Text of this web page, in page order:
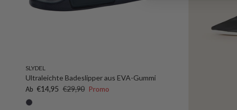
SLYDEL
Ultraleichte Badeslipper aus EVA-Gummi
Verkaufspreis
Ab €14,95 Normaler Preis
€29,90 Promo